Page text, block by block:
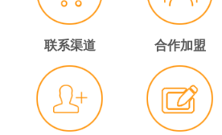
联系渠道 合作加盟